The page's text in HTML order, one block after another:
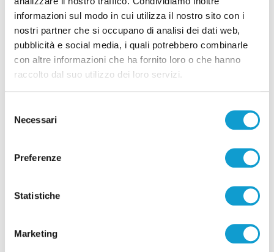
informazioni sul modo in cui utilizza il nostro sito con i
nostri partner che si occupano di analisi dei dati web,
pubblicità e social media, i quali potrebbero combinarle
con altre informazioni che ha fornito loro o che hanno
raccolto dal suo utilizzo dei loro servizi.
delNecessari
Preferenze
Statistiche
Marketing
Piano Transizione 5.0: incentivi per l’innovazione
sostenibile delle imprese - solexpert.it
crescere - moovcomunicazione.it